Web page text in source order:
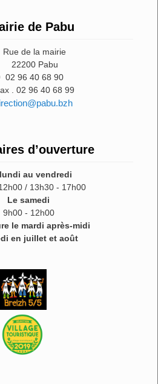
de Pabu
de la mairie
22200 Pabu
96 40 68 90
. 02 96 40 68 99
d’ouverture
au vendredi
/ 13h30 - 17h00
Le samedi
9h00 - 12h00
le mardi après-midi
en juillet et août